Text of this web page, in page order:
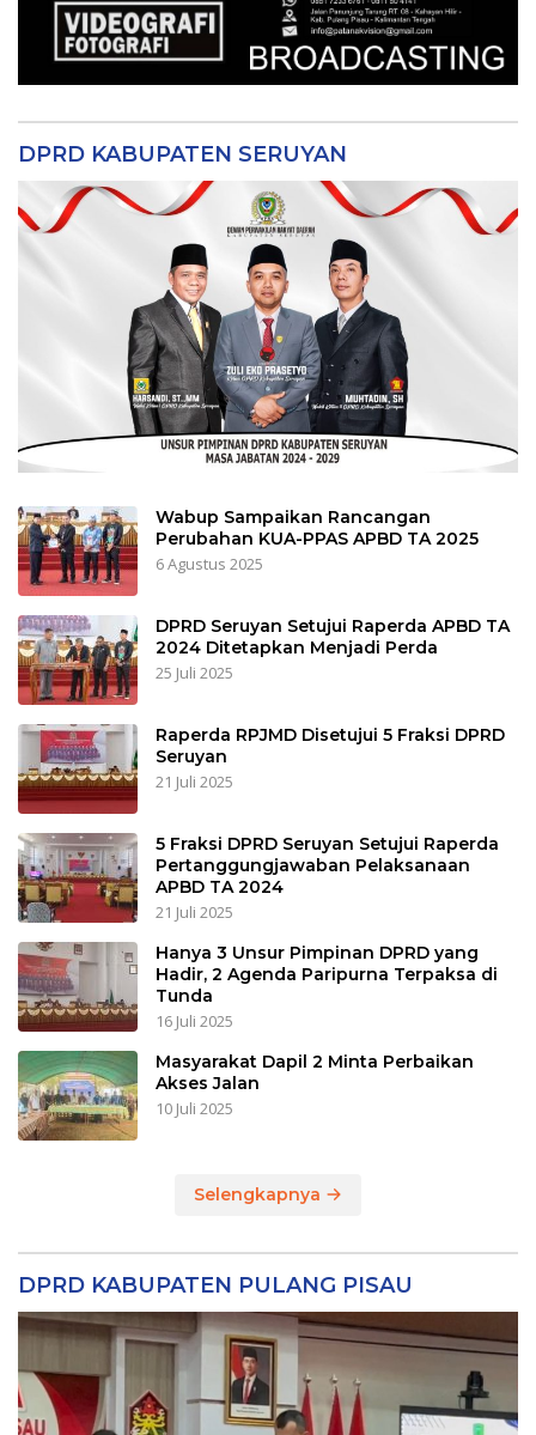
DPRD KABUPATEN SERUYAN
Wabup Sampaikan Rancangan
Perubahan KUA-PPAS APBD TA 2025
6 Agustus 2025
DPRD Seruyan Setujui Raperda APBD TA
2024 Ditetapkan Menjadi Perda
25 Juli 2025
Raperda RPJMD Disetujui 5 Fraksi DPRD
Seruyan
21 Juli 2025
5 Fraksi DPRD Seruyan Setujui Raperda
Pertanggungjawaban Pelaksanaan
APBD TA 2024
21 Juli 2025
Hanya 3 Unsur Pimpinan DPRD yang
Hadir, 2 Agenda Paripurna Terpaksa di
Tunda
16 Juli 2025
Masyarakat Dapil 2 Minta Perbaikan
Akses Jalan
10 Juli 2025
Selengkapnya
DPRD KABUPATEN PULANG PISAU